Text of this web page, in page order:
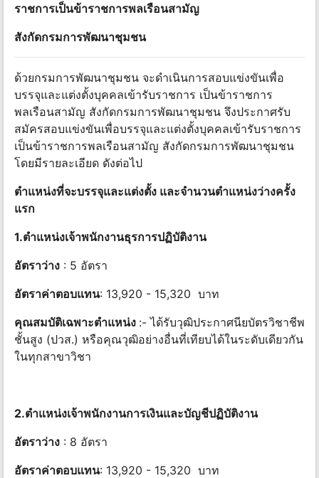
ราชการเป็นข้าราชการพลเรือนสามัญ
สังกัดกรมการพัฒนาชุมชน
ด้วยกรมการพัฒนาชุมชน จะดำเนินการสอบแข่งขันเพื่อ
บรรจุและแต่งตั้งบุคคลเข้ารับราชการ เป็นข้าราชการ
พลเรือนสามัญ สังกัดกรมการพัฒนาชุมชน จึงประกาศรับ
สมัครสอบแข่งขันเพื่อบรรจุและแต่งตั้งบุคคลเข้ารับราชการ
เป็นข้าราชการพลเรือนสามัญ สังกัดกรมการพัฒนาชุมชน
โดยมีรายละเอียด ดังต่อไป
ตำแหน่งที่จะบรรจุและแต่งตั้ง และจำนวนตำแหน่งว่างครั้ง
แรก
1.ตำแหน่งเจ้าพนักงานธุรการปฏิบัติงาน
อัตราว่าง : 5 อัตรา
อัตราค่าตอบแทน: 13,920 - 15,320 บาท
คุณสมบัติเฉพาะตำแหน่ง :- ได้รับวุฒิประกาศนียบัตรวิชาชีพ
ชั้นสูง (ปวส.) หรือคุณวุฒิอย่างอื่นที่เทียบได้ในระดับเดียวกัน
ในทุกสาขาวิชา
2.ตำแหน่งเจ้าพนักงานการเงินและบัญชีปฏิบัติงาน
อัตราว่าง : 8 อัตรา
อัตราค่าตอบแทน: 13,920 - 15,320 บาท